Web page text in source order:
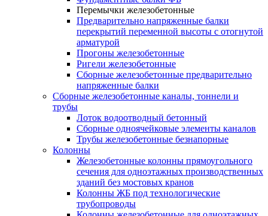
Перемычки железобетонные
Предварительно напряженные балки
перекрытий переменной высоты с отогнутой
арматурой
Прогоны железобетонные
Ригели железобетонные
Сборные железобетонные предварительно
напряженные балки
Сборные железобетонные каналы, тоннели и
трубы
Лоток водоотводный бетонный
Сборные одноячейковые элементы каналов
Трубы железобетонные безнапорные
Колонны
Железобетонные колонны прямоугольного
сечения для одноэтажных производственных
зданий без мостовых кранов
Колонны ЖБ под технологические
трубопроводы